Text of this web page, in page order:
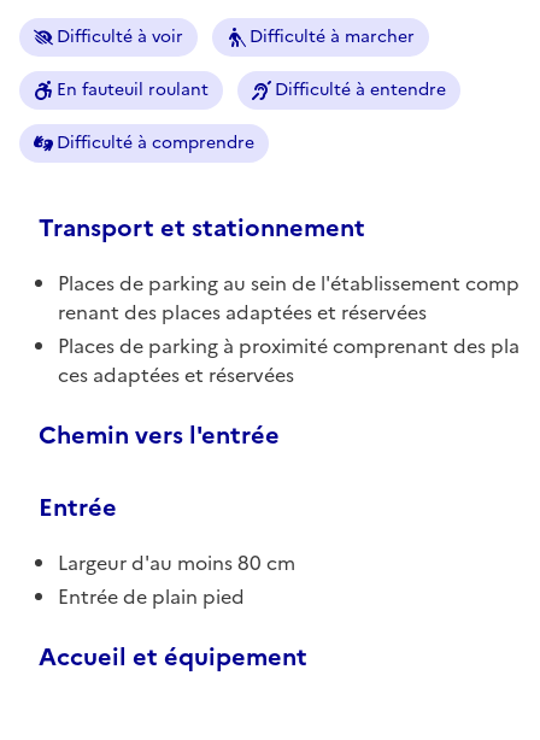
Difficulté à voir Difficulté à marcher
En fauteuil roulant Difficulté à entendre
Difficulté à comprendre
Transport et stationnement
Places de parking au sein de l'établissement comp
renant des places adaptées et réservées
Places de parking à proximité comprenant des pla
ces adaptées et réservées
Chemin vers l'entrée
Entrée
Largeur d'au moins 80 cm
Entrée de plain pied
Accueil et équipement